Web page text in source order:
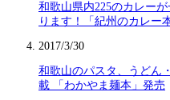
和歌山県内225のカレー
ります！「紀州のカレー
2017/3/30
和歌山のパスタ、うどん
載 「わかやま麺本」発売